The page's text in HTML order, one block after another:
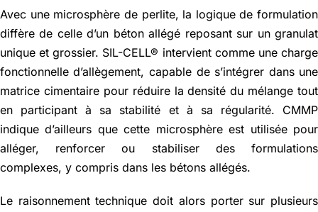
Avec une microsphère de perlite, la logique de formulation
diffère de celle d’un béton allégé reposant sur un granulat
unique et grossier. SIL-CELL® intervient comme une charge
fonctionnelle d’allègement, capable de s’intégrer dans une
matrice cimentaire pour réduire la densité du mélange tout
en participant à sa stabilité et à sa régularité. CMMP
indique d’ailleurs que cette microsphère est utilisée pour
alléger, renforcer ou stabiliser des formulations
complexes, y compris dans les bétons allégés.
Le raisonnement technique doit alors porter sur plusieurs